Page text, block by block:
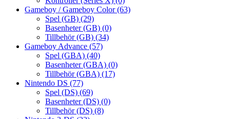
Gameboy / Gameboy Color(63)
Spel (GB) (29)
Basenheter (GB) (0)
Tillbehör (GB) (34)
Gameboy Advance (57)
Spel (GBA) (40)
Basenheter (GBA) (0)
Tillbehör (GBA) (17)
Nintendo DS (77)
Spel (DS) (69)
Basenheter (DS) (0)
Tillbehör (DS) (8)